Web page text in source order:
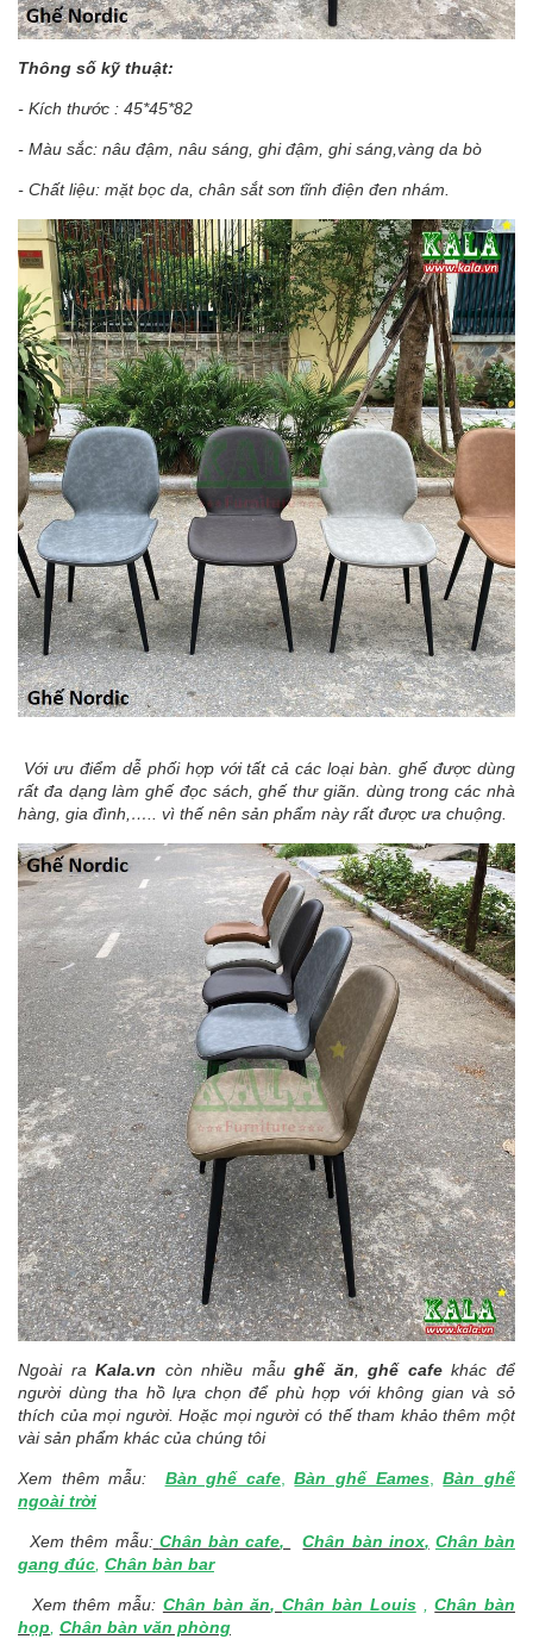
Thông số kỹ thuật:
- Kích thước : 45*45*82
- Màu sắc: nâu đậm, nâu sáng, ghi đậm, ghi sáng,vàng da bò
- Chất liệu: mặt bọc da, chân sắt sơn tĩnh điện đen nhám.
Với ưu điểm dễ phối hợp với tất cả các loại bàn. ghế được dùng
rất đa dạng làm ghế đọc sách, ghế thư giãn. dùng trong các nhà
hàng, gia đình,….. vì thế nên sản phẩm này rất được ưa chuộng.
Ngoài raKala.vn còn nhiều mẫughế ăn ,ghế cafekhác để
người dùng tha hồ lựa chọn để phù hợp với không gian và sở
thích của mọi người. Hoặc mọi người có thế tham khảo thêm một
vài sản phẩm khác của chúng tôi
Xem thêm mẫu: Bàn ghế cafe,Bàn ghế Eames,Bàn ghế
ngoài trời
Xem thêm mẫu: Chân bàn cafe, Chân bàn inox, Chân bàn
gang đúc Chân bàn bar
Xem thêm mẫu: Chân bàn ăn,Chân bàn Louis,Chân bàn
họp Chân bàn văn phòng